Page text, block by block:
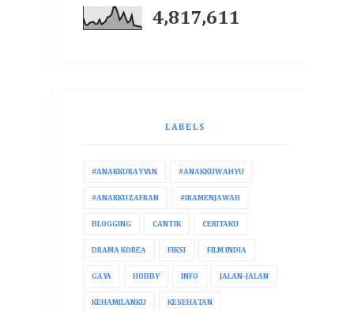
4,817,611
LABELS
#ANAKKURAYYAN #ANAKKUWAHYU
#ANAKKUZAFRAN #IRAMENJAWAB
BLOGGING CANTIK CERITAKU
DRAMA KOREA FIKSI FILM INDIA
GAYA HOBBY INFO JALAN-JALAN
KEHAMILANKU KESEHATAN